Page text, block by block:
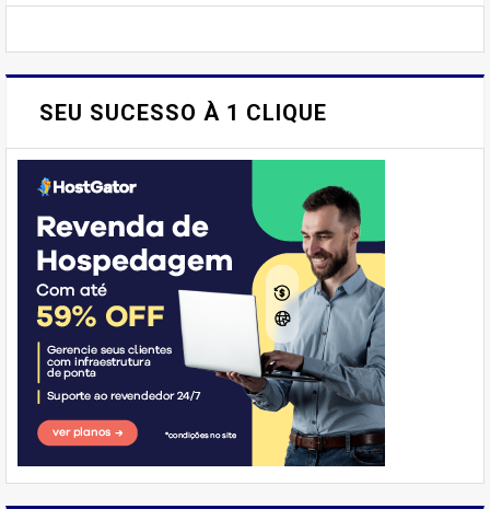
SEU SUCESSO À 1 CLIQUE
E AÍ, PESSOAL! VOCÊ JÁ